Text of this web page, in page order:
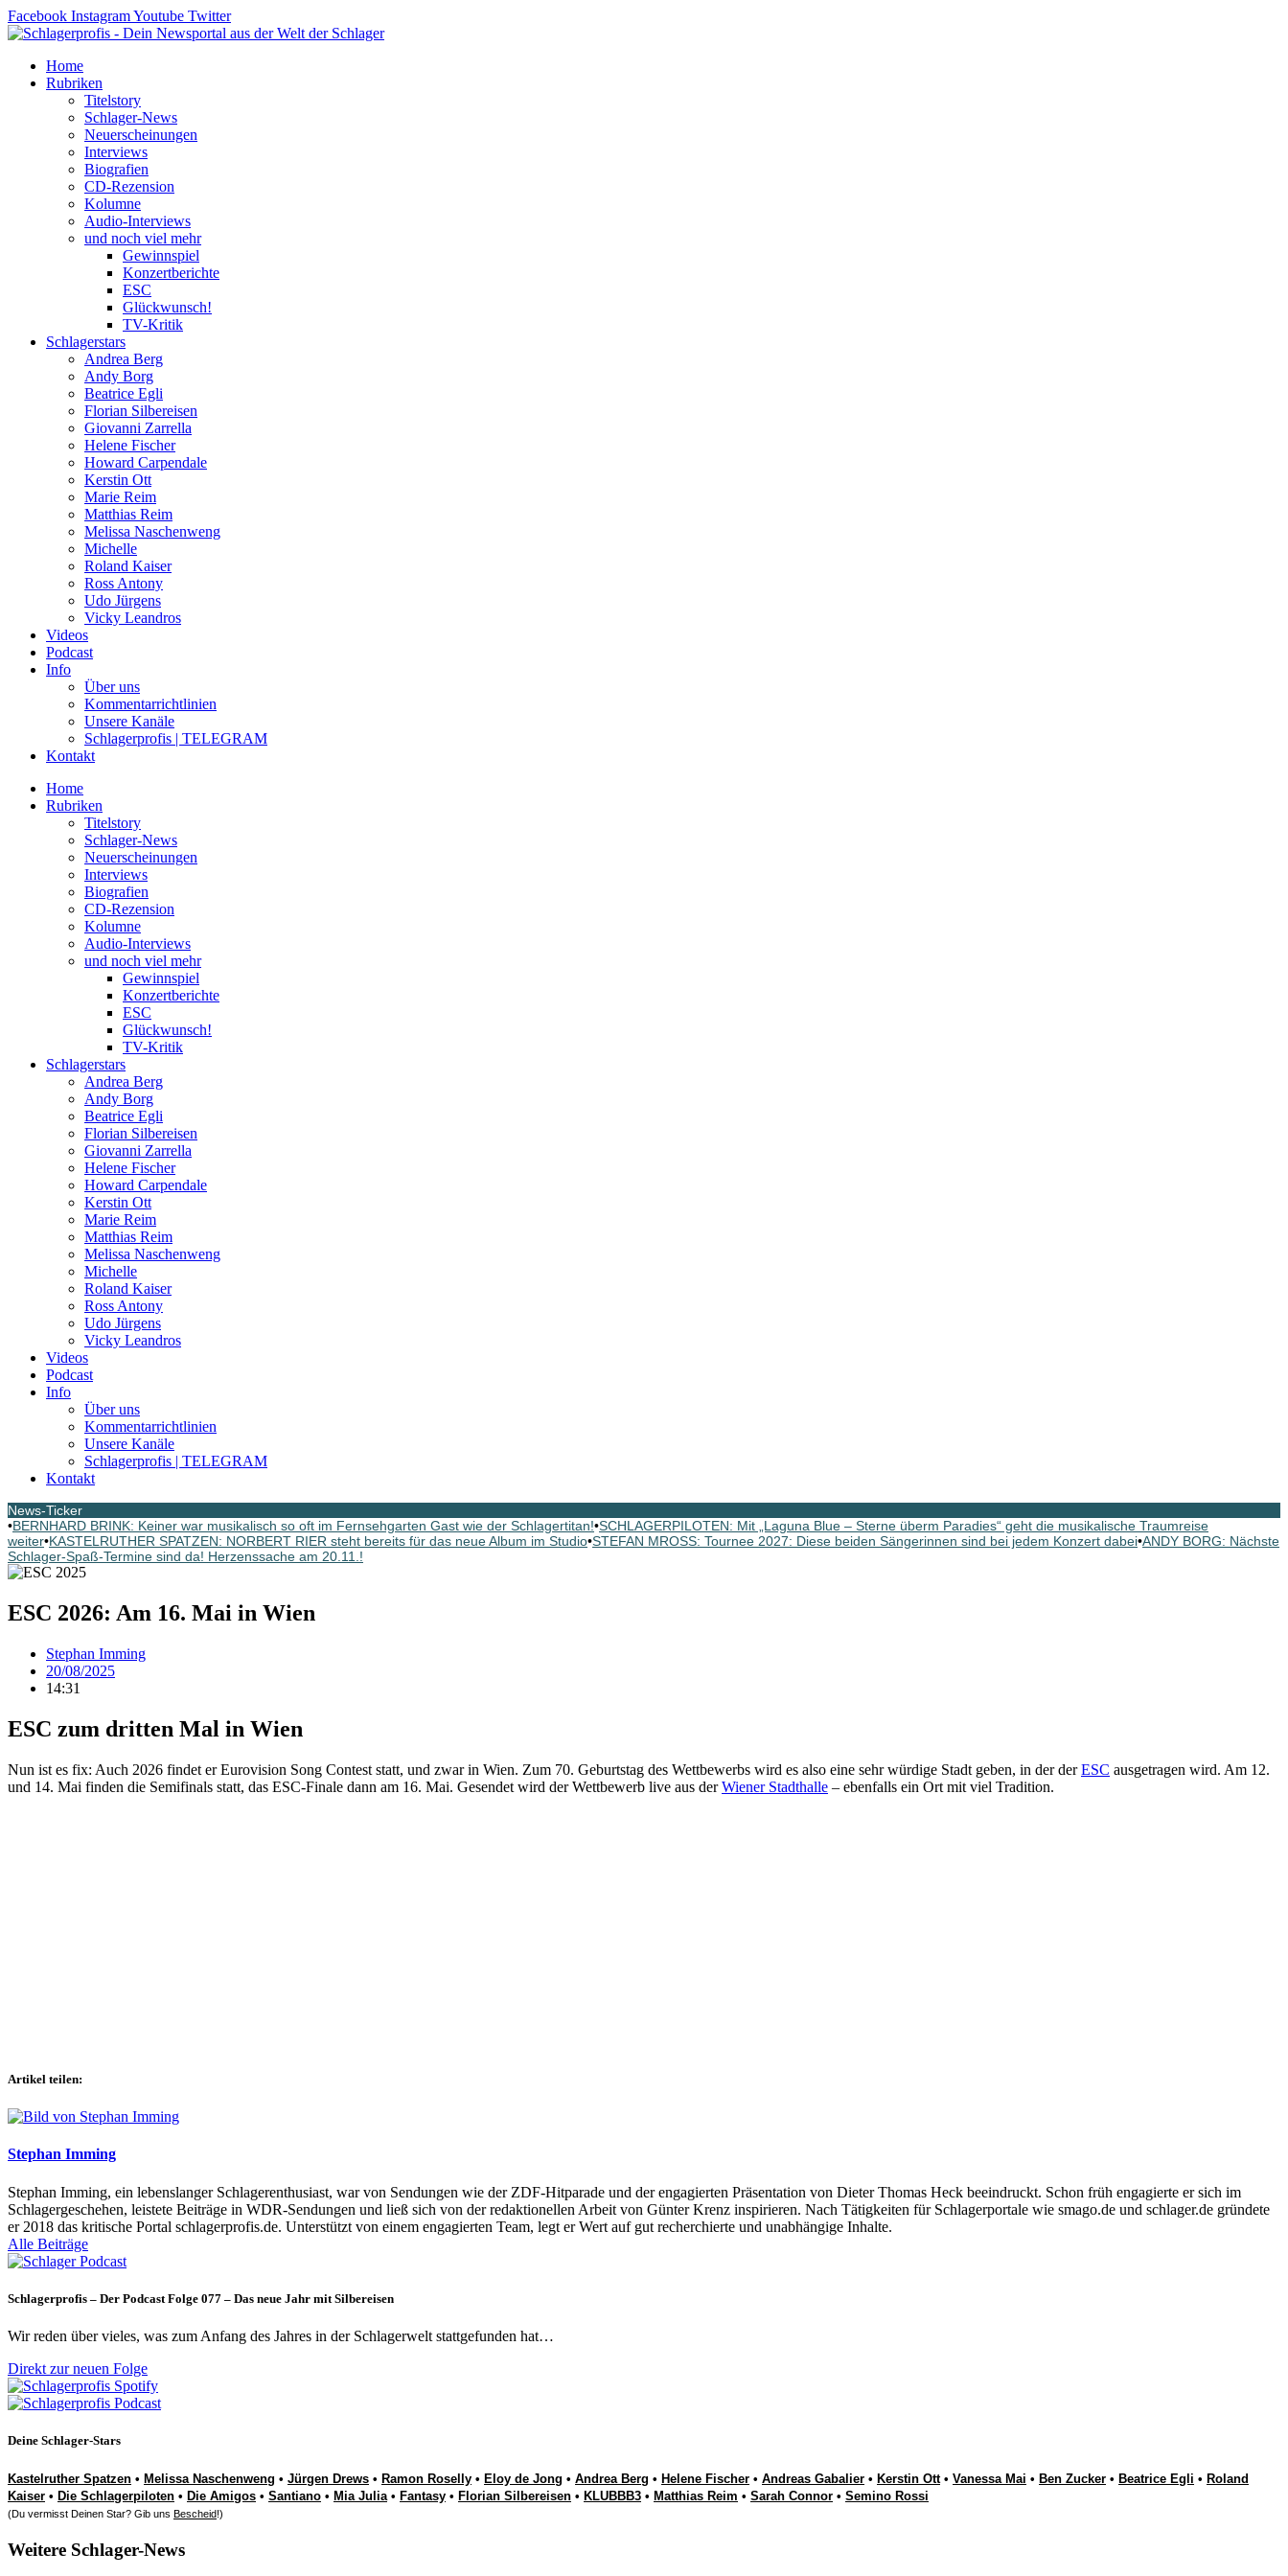
Zum
Inhalt
Facebook InstagramYoutube Twitter
Home
Rubriken
Titelstory
Schlager-News
Neuerscheinungen
Interviews
Biografien
CD-Rezension
Kolumne
Audio-Interviews
und noch viel mehr
Gewinnspiel
Konzertberichte
ESC
Glückwunsch!
TV-Kritik
Schlagerstars
Andrea Berg
Andy Borg
Beatrice Egli
Florian Silbereisen
Giovanni Zarrella
Helene Fischer
Howard Carpendale
Kerstin Ott
Marie Reim
Matthias Reim
Melissa Naschenweng
Michelle
Roland Kaiser
Ross Antony
Udo Jürgens
Vicky Leandros
Videos
Podcast
Info
Über uns
Kommentarrichtlinien
Unsere Kanäle
Schlagerprofis | TELEGRAM
Kontakt
Home
Rubriken
Titelstory
Schlager-News
Neuerscheinungen
Interviews
Biografien
CD-Rezension
Kolumne
Audio-Interviews
und noch viel mehr
Gewinnspiel
Konzertberichte
ESC
Glückwunsch!
TV-Kritik
Schlagerstars
Andrea Berg
Andy Borg
Beatrice Egli
Florian Silbereisen
Giovanni Zarrella
Helene Fischer
Howard Carpendale
Kerstin Ott
Marie Reim
Matthias Reim
Melissa Naschenweng
Michelle
Roland Kaiser
Ross Antony
Udo Jürgens
Vicky Leandros
Videos
Podcast
Info
Über uns
Kommentarrichtlinien
Unsere Kanäle
Schlagerprofis | TELEGRAM
Kontakt
News-Ticker
•BERNHARD BRINK: Keiner war musikalisch so oft im Fernsehgarten Gast wie der Schlagertitan!•SCHLAGERPILOTEN: Mit „Laguna Blue – Sterne überm Paradies“ geht die musikalische Traumreise
weiter•KASTELRUTHER SPATZEN: NORBERT RIER steht bereits für das neue Album im Studio•STEFAN MROSS: Tournee 2027: Diese beiden Sängerinnen sind bei jedem Konzert dabei•ANDY BORG: Nächste
Schlager-Spaß-Termine sind da! Herzenssache am 20.11.!
ESC 2026: Am 16. Mai in Wien
Stephan Imming
20/08/2025
14:31
ESC zum dritten Mal in Wien
Nun ist es fix: Auch 2026 findet er Eurovision Song Contest statt, und zwar in Wien. Zum 70. Geburtstag des Wettbewerbs wird es also eine sehr würdige Stadt geben, in der derESC ausgetragen wird. Am 12.
und 14. Mai finden die Semifinals statt, das ESC-Finale dann am 16. Mai. Gesendet wird der Wettbewerb live aus derWiener Stadthalle – ebenfalls ein Ort mit viel Tradition.
Artikel teilen:
Stephan Imming
Stephan Imming, ein lebenslanger Schlagerenthusiast, war von Sendungen wie der ZDF-Hitparade und der engagierten Präsentation von Dieter Thomas Heck beeindruckt. Schon früh engagierte er sich im
Schlagergeschehen, leistete Beiträge in WDR-Sendungen und ließ sich von der redaktionellen Arbeit von Günter Krenz inspirieren. Nach Tätigkeiten für Schlagerportale wie smago.de und schlager.de gründete
er 2018 das kritische Portal schlagerprofis.de. Unterstützt von einem engagierten Team, legt er Wert auf gut recherchierte und unabhängige Inhalte.
Alle Beiträge
Schlagerprofis – Der Podcast Folge 077 – Das neue Jahr mit Silbereisen
Wir reden über vieles, was zum Anfang des Jahres in der Schlagerwelt stattgefunden hat…
Direkt zur neuen Folge
Deine Schlager-Stars
Kastelruther Spatzen • Melissa Naschenweng • Jürgen Drews • Ramon Roselly • Eloy de Jong • Andrea Berg • Helene Fischer • Andreas Gabalier • Kerstin Ott• Vanessa Mai • Ben Zucker • Beatrice Egli • Roland
Kaiser • Die Schlagerpiloten • Die Amigos • Santiano • Mia Julia• Fantasy • Florian Silbereisen • KLUBBB3 • Matthias Reim • Sarah Connor • Semino Rossi
(Du vermisst Deinen Star? Gib uns Bescheid!)
Weitere Schlager-News